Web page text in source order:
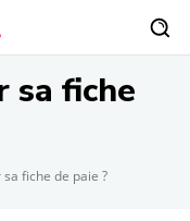
sa fiche
fiche de paie ?